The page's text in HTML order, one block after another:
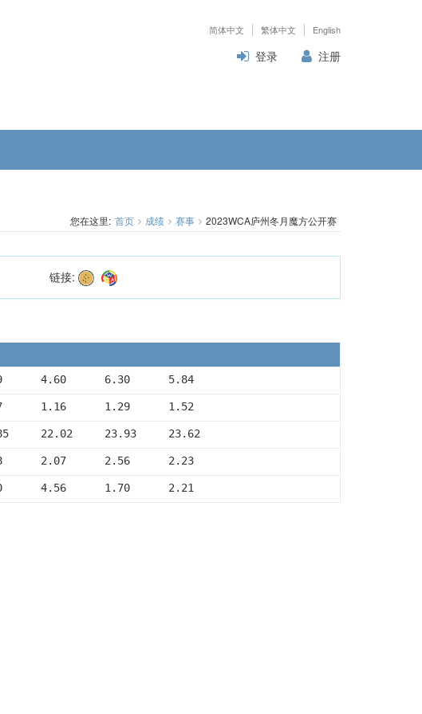
简体中文 繁体中文 English
登录 注册
您在这里: 首页 成绩 赛事 2023WCA庐州冬月魔方公开赛
链接:
4.60      6.30      5.84
1.16      1.29      1.52
22.02     23.93     23.62
2.07      2.56      2.23
4.56      1.70      2.21